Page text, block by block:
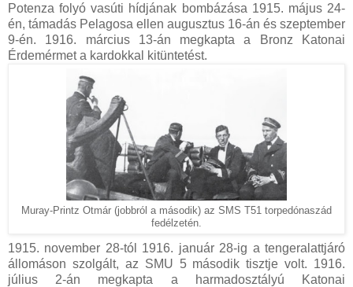
Potenza folyó vasúti hídjának bombázása 1915. május 24-
én, támadás Pelagosa ellen augusztus 16-án és szeptember
9-én. 1916. március 13-án megkapta a Bronz Katonai
Érdemérmet a kardokkal kitüntetést.
Muray-Printz Otmár (jobbról a második) az SMS T51 torpedónaszád
fedélzetén.
1915. november 28-tól 1916. január 28-ig a tengeralattjáró
állomáson szolgált, az SMU 5 második tisztje volt. 1916.
július 2-án megkapta a harmadosztályú Katonai